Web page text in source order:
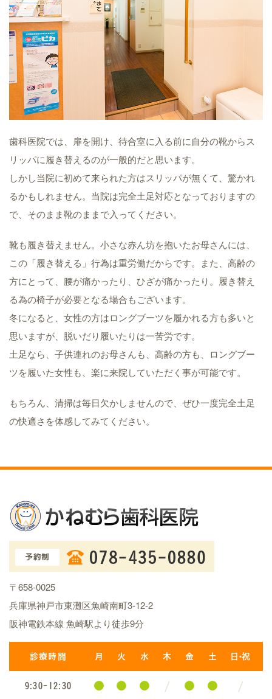
歯科医院では、扉を開け、待合室に入る前に自分の靴からス
リッパに履き替えるのが一般的だと思います。
しかし当院に初めて来られた方はスリッパが無くて、驚かれ
るかもしれません。当院は完全土足対応となっておりますの
で、そのまま靴のままで入ってください。
靴も履き替えません。小さな赤ん坊を抱いたお母さんには、
この「履き替える」行為は重労働だからです。また、高齢の
方にとって、腰が痛かったり、ひざが痛かったり。履き替え
る為の椅子が必要となる場合もございます。
冬になると、女性の方はロングブーツを履かれる方も多いと
思いますが、脱いだり履いたりは一苦労です。
土足なら、子供連れのお母さんも、高齢の方も、ロングブー
ツを履いた女性も、楽に来院していただく事が可能です。
もちろん、清掃は毎日欠かしませんので、ぜひ一度完全土足
の快適さを体感してみてください。
〒658-0025
兵庫県神戸市東灘区魚崎南町3-12-2
阪神電鉄本線 魚崎駅より徒歩9分
診療時間 月 火 水 木 金 土 日・祝
9:30-12:30 ● ● ● / ● ● /